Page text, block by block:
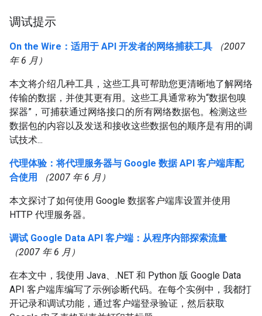
调试提示
On the Wire：适用于 API 开发者的网络捕获工具
（2007
年 6 月）
本文将介绍几种工具，这些工具可帮助您更清晰地了解网络
传输的数据，并使其更有用。这些工具通常称为“数据包嗅
探器”，可捕获通过网络接口的所有网络数据包。检测这些
数据包的内容以及发送和接收这些数据包的顺序是有用的调
试技术...
代理体验：将代理服务器与 Google 数据 API 客户端库配
合使用
（2007 年 6 月）
本文探讨了如何使用 Google 数据客户端库设置并使用
HTTP 代理服务器。
调试 Google Data API 客户端：从程序内部探索流量
（2007 年 6 月）
在本文中，我使用 Java、.NET 和 Python 版 Google Data
API 客户端库编写了示例诊断代码。在每个实例中，我都打
开记录和调试功能，通过客户端登录验证，然后获取